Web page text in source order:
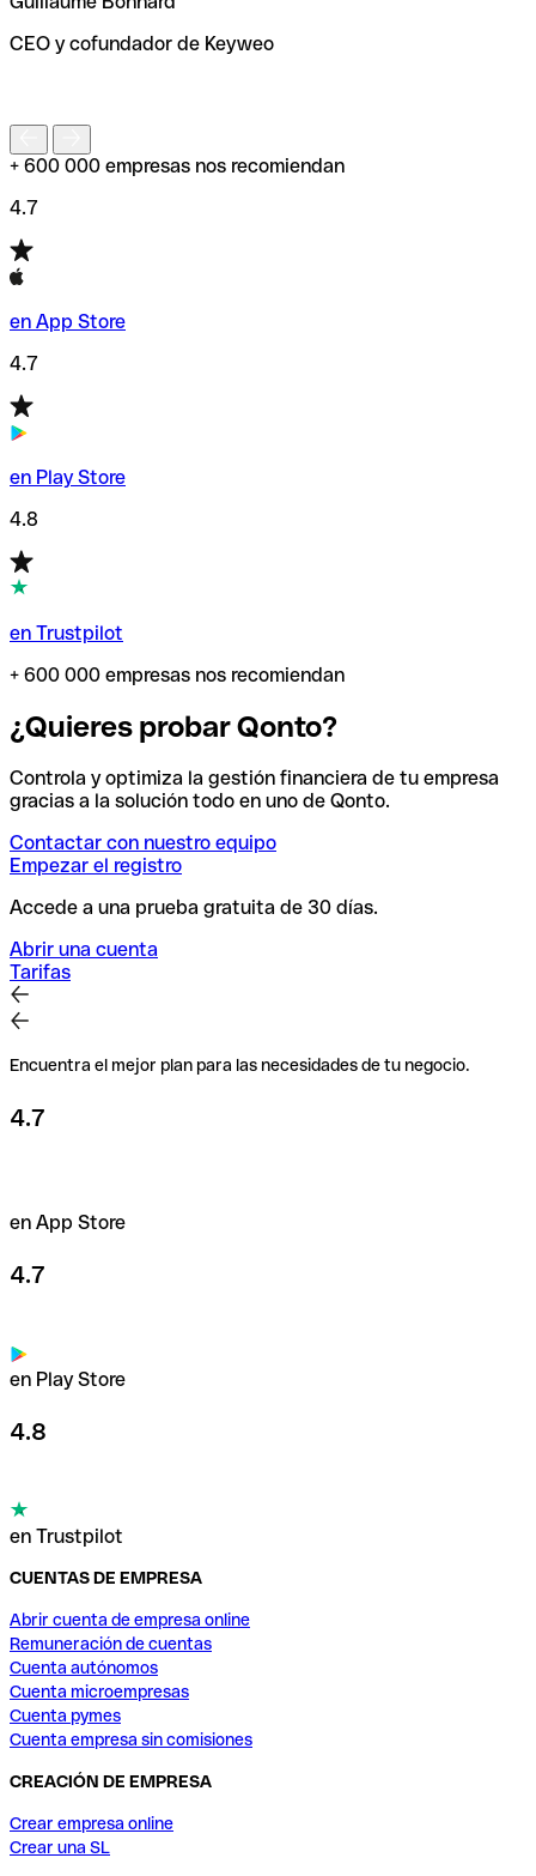
de enviar tu transferencia.
CEO y cofundador de Keyweo
+ 600 000 empresas nos recomiendan
4.7
en App Store
4.7
en Play Store
4.8
en Trustpilot
+ 600 000 empresas nos recomiendan
¿Quieres probar Qonto?
Controla y optimiza la gestión financiera de tu empresa
gracias a la solución todo en uno de Qonto.
Contactar con nuestro equipo
Empezar el registro
Accede a una prueba gratuita de 30 días.
Abrir una cuenta
Tarifas
Encuentra el mejor plan para las necesidades de tu negocio.
4.7
en App Store
4.7
en Play Store
4.8
en Trustpilot
CUENTAS DE EMPRESA
Abrir cuenta de empresa online
Remuneración de cuentas
Cuenta autónomos
Cuenta microempresas
Cuenta pymes
Cuenta empresa sin comisiones
CREACIÓN DE EMPRESA
Crear empresa online
Crear una SL